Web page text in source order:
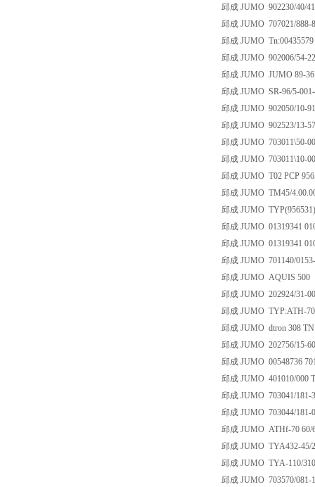
邱成 JUMO 902230/40/
邱成 JUMO 707021/888-
邱成 JUMO Tn:00435579
邱成 JUMO 902006/54-
邱成 JUMO JUMO 89-
邱成 JUMO SR-96/5-
邱成 JUMO 902050/10-
邱成 JUMO 902523/13-
邱成 JUMO 703011\50-
邱成 JUMO 703011\10-
邱成 JUMO T02 PCP
邱成 JUMO TM45/
邱成 JUMO
邱成 JUMO 01319341
邱成 JUMO 01319341
邱成 JUMO 701140/
邱成 JUMO AQUIS 500
邱成 JUMO 202924/31-
邱成 JUMO TYP:ATH-70
邱成 JUMO dtron 308
邱成 JUMO 202756/15-
邱成 JUMO 00548736
邱成 JUMO 401010/000
邱成 JUMO 703041/181-
邱成 JUMO 703044/181-
邱成 JUMO ATHf-70 60/
邱成 JUMO TYA432-45/
邱成 JUMO TYA-110/
邱成 JUMO 703570/081-